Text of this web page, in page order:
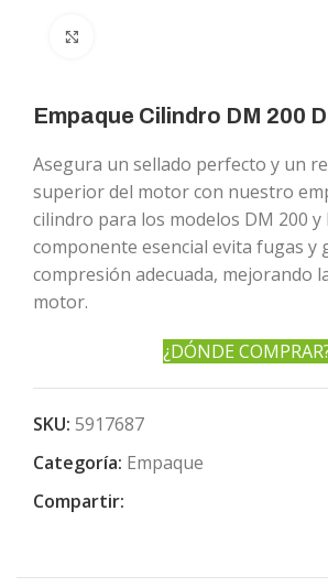
Empaque Cilindro DM 200
Asegura un sellado perfecto y un
superior del motor con nuestro
cilindro para los modelos DM 200 y
componente esencial evita fugas y
compresión adecuada, mejorando
motor.
¿DÓNDE
SKU: 5917687
Categoría: Empaque
Compartir: